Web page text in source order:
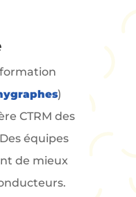
)
CTRM des
équipes
de mieux